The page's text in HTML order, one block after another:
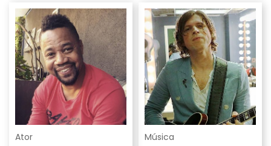
Ator Música